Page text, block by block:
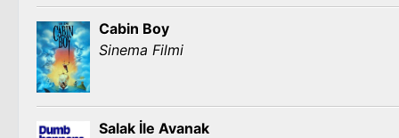
Cabin Boy
Sinema Filmi
Salak İle Avanak